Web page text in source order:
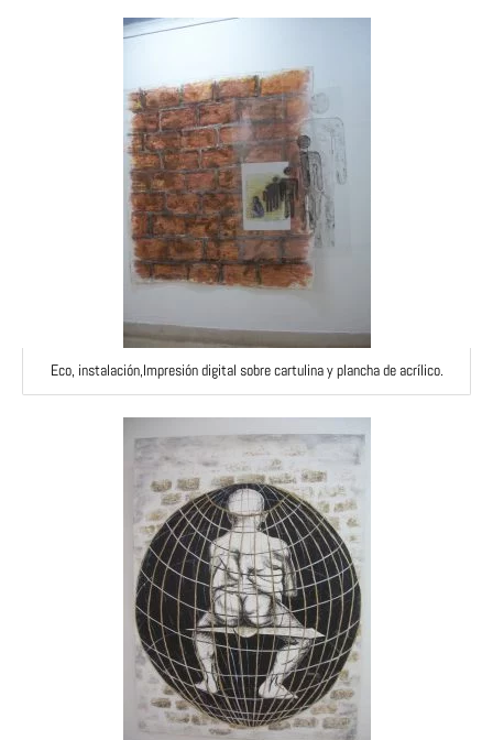
Eco, instalación,Impresión digital sobre cartulina y plancha de acrílico.